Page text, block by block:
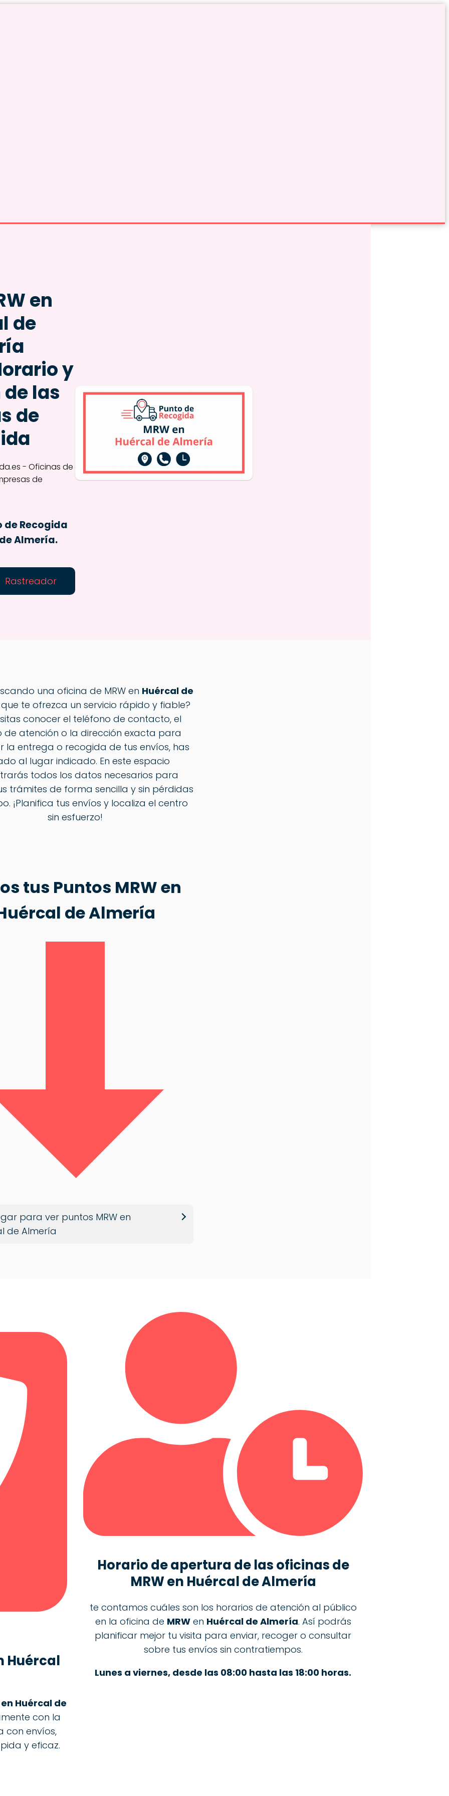
en
de
y
las
de
de Recogida
Almería.
Rastreador
una oficina de MRW en Huércal de
que te ofrezca un servicio rápido y fiable?
conocer el teléfono de contacto, el
de atención o la dirección exacta para
la entrega o recogida de tus envíos, has
al lugar indicado. En este espacio
todos los datos necesarios para
trámites de forma sencilla y sin pérdidas
¡Planifica tus envíos y localiza el centro
sin esfuerzo!
tus Puntos MRW en
de Almería
para ver puntos MRW en
de Almería
Huércal
Huércal de
con la
con envíos,
y eficaz.
Horario de apertura de las oficinas de
MRW en Huércal de Almería
te contamos cuáles son los horarios de atención al público
en la oficina de MRWen Huércal de Almería. Así podrás
planificar mejor tu visita para enviar, recoger o consultar
sobre tus envíos sin contratiempos.
Lunes a viernes, desde las 08:00 hasta las 18:00 horas.